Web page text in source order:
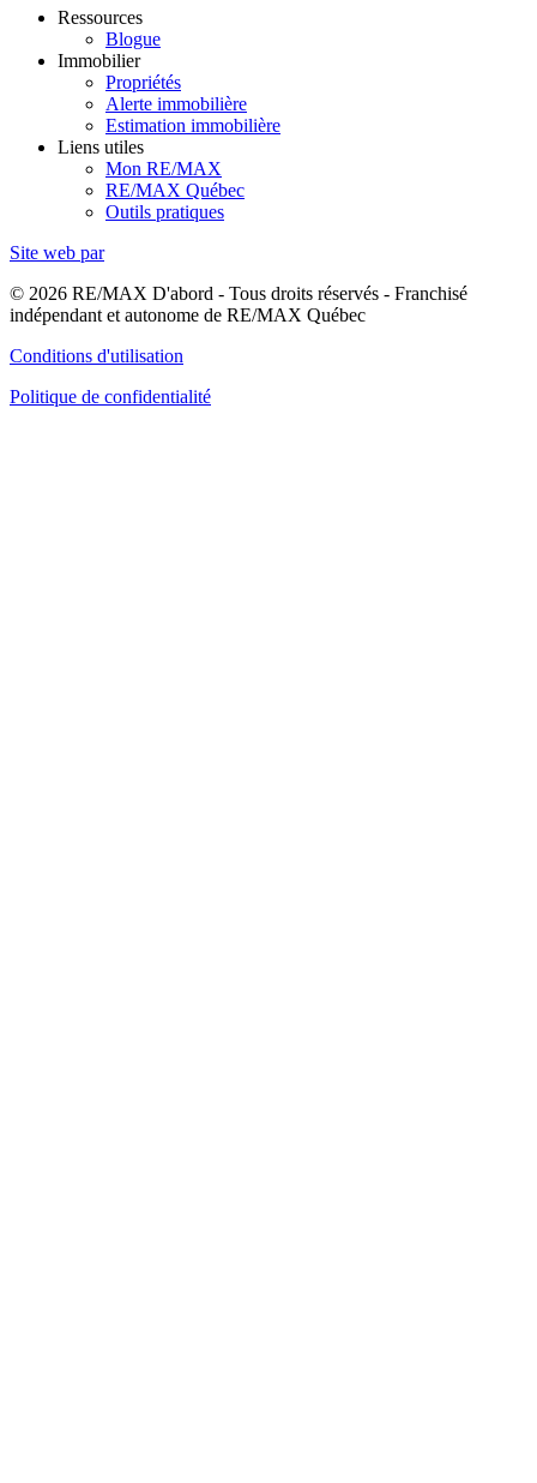
Ressources
Blogue
Immobilier
Propriétés
Alerte immobilière
Estimation immobilière
Liens utiles
Mon RE/MAX
RE/MAX Québec
Outils pratiques
Site web par
© 2026 RE/MAX D'abord - Tous droits réservés - Franchisé
indépendant et autonome de RE/MAX Québec
Conditions d'utilisation
Politique de confidentialité